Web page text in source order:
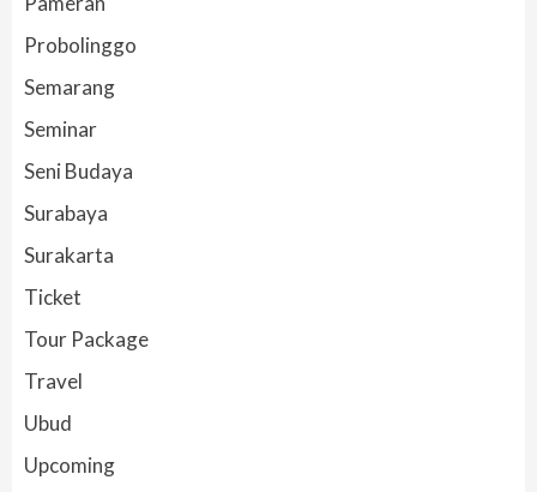
Probolinggo
Semarang
Seminar
Seni Budaya
Surabaya
Surakarta
Ticket
Tour Package
Travel
Ubud
Upcoming